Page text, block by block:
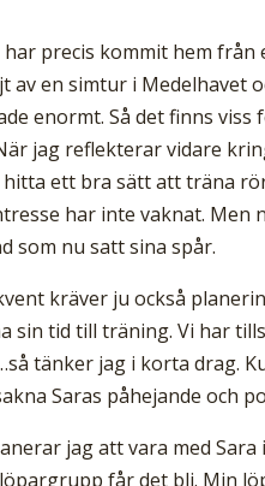
precis kommit hem
av en simtur i Medelhavet
enormt. Så det finns
jag reflekterar vidare
ett bra sätt att träna
har inte vaknat.
som nu satt sina spår.
kräver ju också
sin tid till träning. Vi har
tänker jag i korta drag.
Saras påhejande och
jag att vara med
får det bli. Min